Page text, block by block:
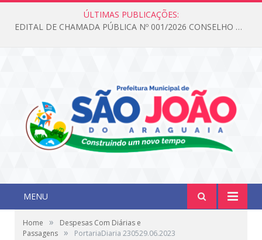
ÚLTIMAS PUBLICAÇÕES:
EDITAL DE CHAMADA PÚBLICA Nº 001/2026 CONSELHO DOS DIREITOS DA CRIANÇA E DO ADOLESCENTE
MENU
Home »
Despesas Com Diárias e
Passagens » PortariaDiaria 230529.06.2023